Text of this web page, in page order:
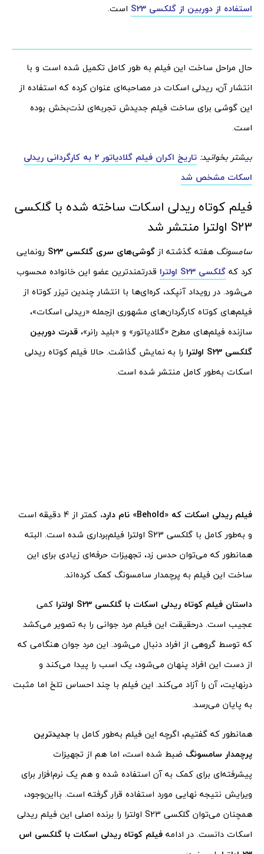
استفاده از دوربین از گلکسی S23
است.
حال مراحل ساخت این فیلم به‌ طور کامل تکمیل شده است و با
انتشار آن، ریدلی اسکات در مصاحبه‌ای عنوان کرده که استفاده از
این گوشی برای ساخت فیلم جدیدش تجربه‌ای لذت‌بخش بوده
است.
بیشتر بخوانید:
تاریخ اکران فیلم گلادیاتور 2 به کارگردانی ریدلی
اسکات مشخص شد
فیلم کوتاه ریدلی اسکات ساخته شده با گلکسی
S23 اولترا منتشر شد
سامسونگ هفته گذشته ازگوشی‌های سری گلکسی S23
رونمایی
کرد که گلکسی S23 اولترا
قدرتمندترین عضو این خانواده محسوب
می‌شود. در رویداد آنپکد، کره‌ای‌ها با انتشار چندین تیزر کوتاه از
فیلم‌های کوتاه کارگردان‌های مشهوری ازجمله «ریدلی اسکات»،
سازنده فیلم‌های مطرح «گلادیاتور» و «بلید رانر»، قدرت دوربین
گلکسی S23 اولترا
را به نمایش گذاشت. حالا فیلم کوتاه ریدلی
اسکات به‌طور کامل منتشر شده است.
فیلم ریدلی اسکات که «Behold» نام دارد،
کمتر از 4 دقیقه است
و به‌طور کامل با گلکسی S23 اولترا فیلم‌برداری شده است. البته
همانطور که می‌توان حدس زد، تجهیزات حرفه‌ای زیادی برای این
ساخت این فیلم به پرچمدار سامسونگ کمک کرده‌اند.
داستان فیلم کوتاه ریدلی اسکات با گلکسی S23 اولترا
کمی
عجیب است. درحقیقت این فیلم مرد جوانی را به تصویر می‌کشد
که توسط گروهی از افراد دنبال می‌شود. این مرد جوان هنگامی که
از دست این افراد پنهان می‌شود، یک اسب را پیدا می‌کند و
درنهایت، آن را آزاد می‌کند. این فیلم با چند احساس تلخ اما مثبت
به پایان می‌رسد.
همانطور که گفتیم، اگرچه این فیلم به‌طور کامل با جدیدترین
پرچمدار سامسونگ ضبط شده است، اما هم از تجهیزات
پیشرفته‌ای برای کمک به آن استفاده شده و هم یک نرم‌افزار برای
ویرایش نتیجه نهایی مورد استفاده قرار گرفته است. بااین‌وجود،
همچنان می‌توان گلکسی S23 اولترا را برنده اصلی این فیلم ریدلی
اسکات دانست. در ادامه فیلم کوتاه ریدلی اسکات با گلکسی اس